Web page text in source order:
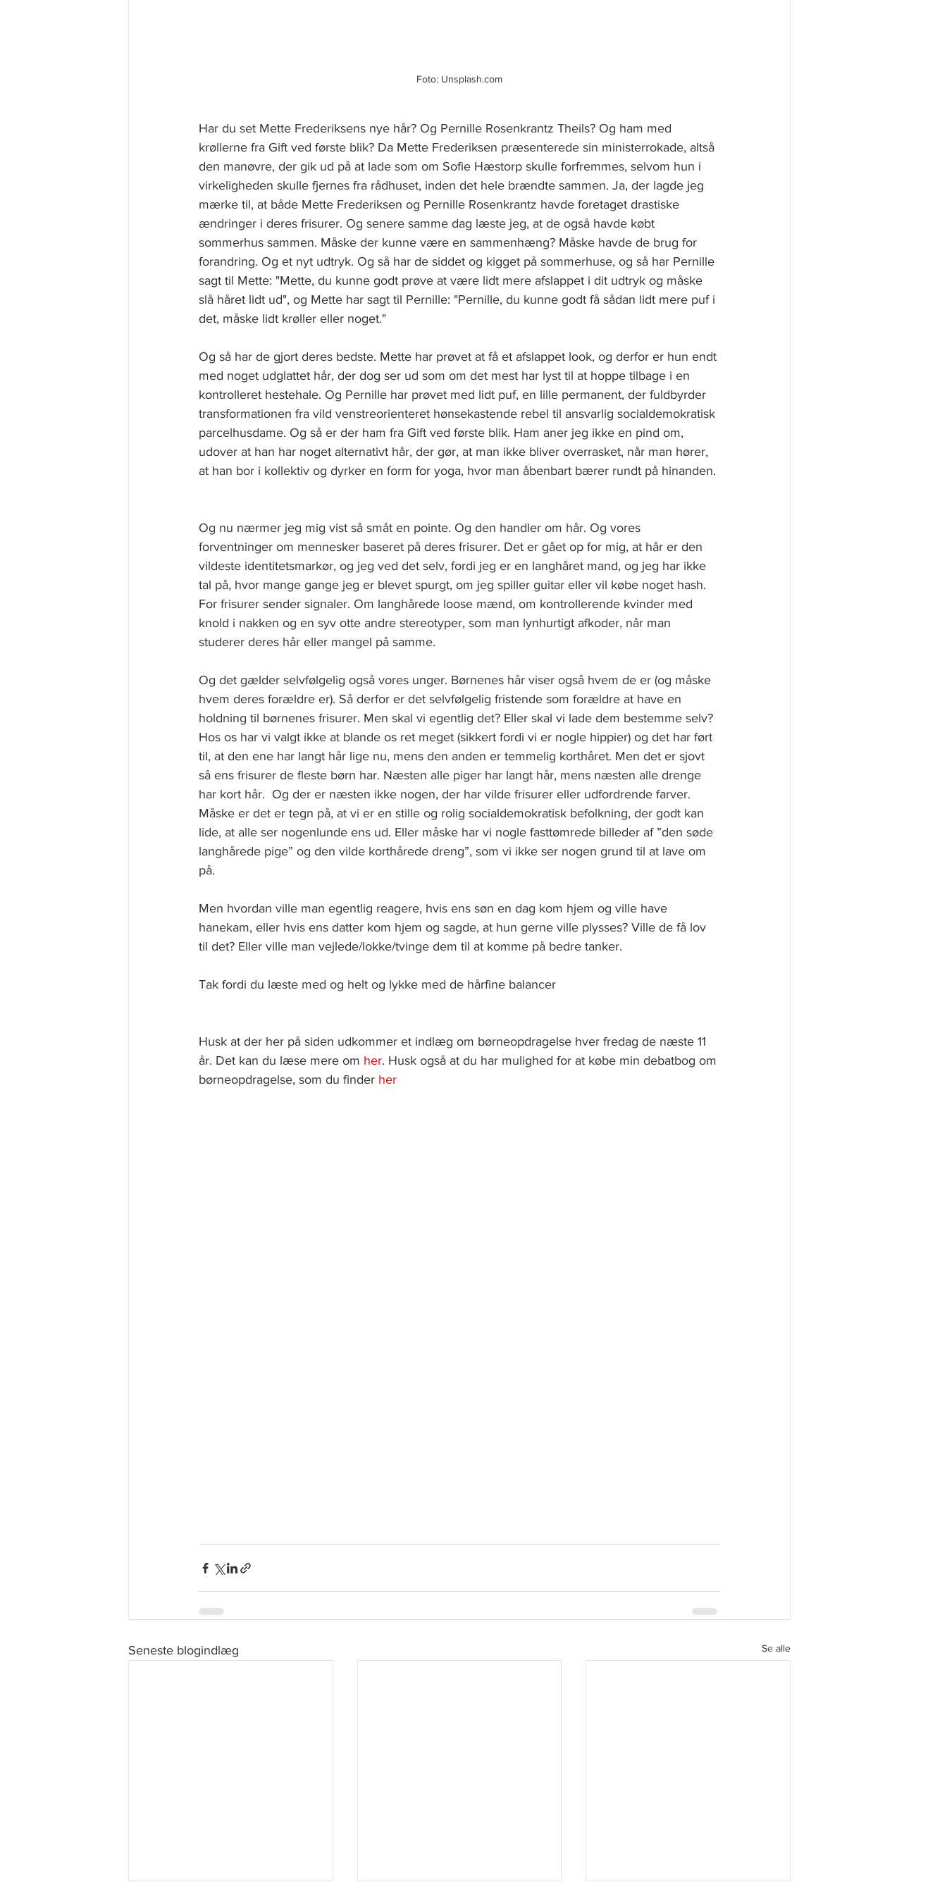
Foto: Unsplash.com
Har du set Mette Frederiksens nye hår? Og Pernille Rosenkrantz Theils? Og ham med
krøllerne fra Gift ved første blik? Da Mette Frederiksen præsenterede sin ministerrokade, altså
den manøvre, der gik ud på at lade som om Sofie Hæstorp skulle forfremmes, selvom hun i
virkeligheden skulle fjernes fra rådhuset, inden det hele brændte sammen. Ja, der lagde jeg
mærke til, at både Mette Frederiksen og Pernille Rosenkrantz havde foretaget drastiske
ændringer i deres frisurer. Og senere samme dag læste jeg, at de også havde købt
sommerhus sammen. Måske der kunne være en sammenhæng? Måske havde de brug for
forandring. Og et nyt udtryk. Og så har de siddet og kigget på sommerhuse, og så har Pernille
sagt til Mette: "Mette, du kunne godt prøve at være lidt mere afslappet i dit udtryk og måske
slå håret lidt ud", og Mette har sagt til Pernille: "Pernille, du kunne godt få sådan lidt mere puf i
det, måske lidt krøller eller noget."
Og så har de gjort deres bedste. Mette har prøvet at få et afslappet look, og derfor er hun endt
med noget udglattet hår, der dog ser ud som om det mest har lyst til at hoppe tilbage i en
kontrolleret hestehale. Og Pernille har prøvet med lidt puf, en lille permanent, der fuldbyrder
transformationen fra vild venstreorienteret hønsekastende rebel til ansvarlig socialdemokratisk
parcelhusdame. Og så er der ham fra Gift ved første blik. Ham aner jeg ikke en pind om,
udover at han har noget alternativt hår, der gør, at man ikke bliver overrasket, når man hører,
at han bor i kollektiv og dyrker en form for yoga, hvor man åbenbart bærer rundt på hinanden.
Og nu nærmer jeg mig vist så småt en pointe. Og den handler om hår. Og vores
forventninger om mennesker baseret på deres frisurer. Det er gået op for mig, at hår er den
vildeste identitetsmarkør, og jeg ved det selv, fordi jeg er en langhåret mand, og jeg har ikke
tal på, hvor mange gange jeg er blevet spurgt, om jeg spiller guitar eller vil købe noget hash.
For frisurer sender signaler. Om langhårede loose mænd, om kontrollerende kvinder med
knold i nakken og en syv otte andre stereotyper, som man lynhurtigt afkoder, når man
studerer deres hår eller mangel på samme.
Og det gælder selvfølgelig også vores unger. Børnenes hår viser også hvem de er (og måske
hvem deres forældre er). Så derfor er det selvfølgelig fristende som forældre at have en
holdning til børnenes frisurer. Men skal vi egentlig det? Eller skal vi lade dem bestemme selv?
Hos os har vi valgt ikke at blande os ret meget (sikkert fordi vi er nogle hippier) og det har ført
til, at den ene har langt hår lige nu, mens den anden er temmelig korthåret. Men det er sjovt
så ens frisurer de fleste børn har. Næsten alle piger har langt hår, mens næsten alle drenge
har kort hår.  Og der er næsten ikke nogen, der har vilde frisurer eller udfordrende farver.
Måske er det er tegn på, at vi er en stille og rolig socialdemokratisk befolkning, der godt kan
lide, at alle ser nogenlunde ens ud. Eller måske har vi nogle fasttømrede billeder af ”den søde
langhårede pige” og den vilde korthårede dreng”, som vi ikke ser nogen grund til at lave om
på.
Men hvordan ville man egentlig reagere, hvis ens søn en dag kom hjem og ville have
hanekam, eller hvis ens datter kom hjem og sagde, at hun gerne ville plysses? Ville de få lov
til det? Eller ville man vejlede/lokke/tvinge dem til at komme på bedre tanker.
Tak fordi du læste med og helt og lykke med de hårfine balancer
Husk at der her på siden udkommer et indlæg om børneopdragelse hver fredag de næste 11
år. Det kan du læse mere om her. Husk også at du har mulighed for at købe min debatbog om
børneopdragelse, som du finder her
Seneste blogindlæg Se alle